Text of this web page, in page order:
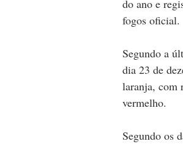
do ano e
fogos oficial.
Segundo a
dia 23 de
laranja, com
vermelho.
Segundo os